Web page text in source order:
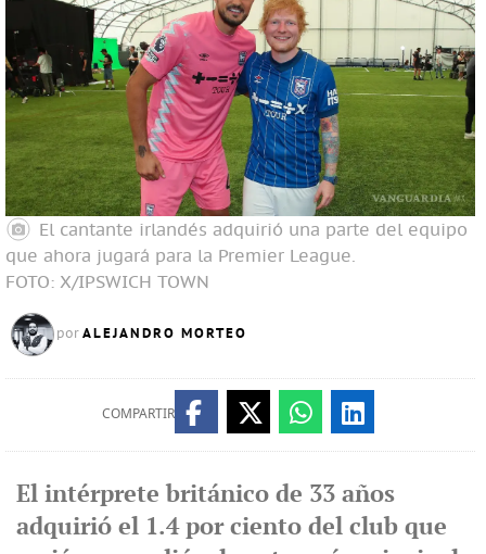
El cantante irlandés adquirió una parte del equipo
que ahora jugará para la Premier League.
FOTO: X/IPSWICH TOWN
por ALEJANDRO MORTEO
COMPARTIR
El intérprete británico de 33 años
adquirió el 1.4 por ciento del club que